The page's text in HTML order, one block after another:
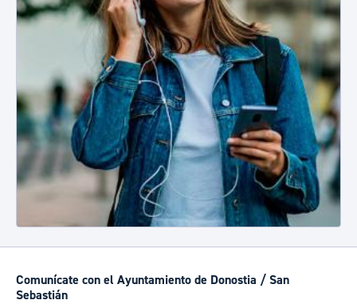
Comunícate con el Ayuntamiento de Donostia / San
Sebastián